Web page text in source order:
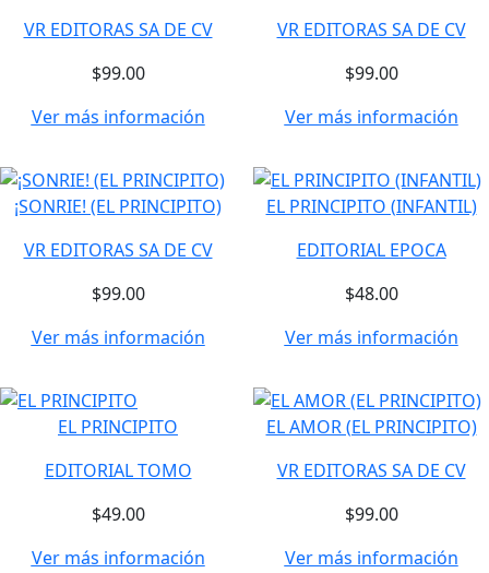
VR EDITORAS SA DE CV
$99.00
Ver más información
VR EDITORAS SA DE CV
$99.00
Ver más información
¡SONRIE! (EL PRINCIPITO)
VR EDITORAS SA DE CV
$99.00
Ver más información
EL PRINCIPITO (INFANTIL)
EDITORIAL EPOCA
$48.00
Ver más información
EL PRINCIPITO
EDITORIAL TOMO
$49.00
Ver más información
EL AMOR (EL PRINCIPITO)
VR EDITORAS SA DE CV
$99.00
Ver más información